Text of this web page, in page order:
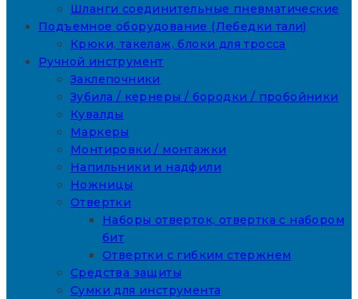
Шланги соединительные пневматические
Подъемное оборудование (Лебедки тали)
Крюки, такелаж, блоки для тросса
Ручной инструмент
Заклепочники
Зубила / кернеры / бородки / пробойники
Кувалды
Маркеры
Монтировки / монтажки
Напильники и надфили
Ножницы
Отвертки
Наборы отверток, отвертка с набором
бит
Отвертки с гибким стержнем
Средства защиты
Сумки для инструмента